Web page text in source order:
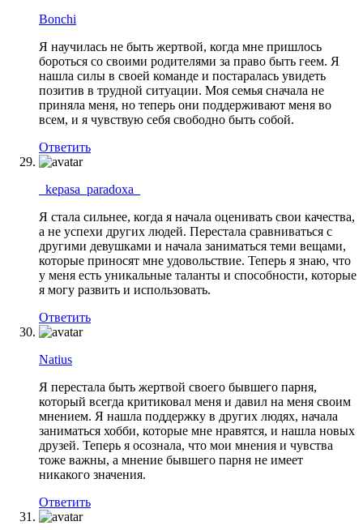
Bonchi
Я научилась не быть жертвой, когда мне пришлось
бороться со своими родителями за право быть геем. Я
нашла силы в своей команде и постаралась увидеть
позитив в трудной ситуации. Моя семья сначала не
приняла меня, но теперь они поддерживают меня во
всем, и я чувствую себя свободно быть собой.
Ответить
_kepasa_paradoxa_
Я стала сильнее, когда я начала оценивать свои качества,
а не успехи других людей. Перестала сравниваться с
другими девушками и начала заниматься теми вещами,
которые приносят мне удовольствие. Теперь я знаю, что
у меня есть уникальные таланты и способности, которые
я могу развить и использовать.
Ответить
Natius
Я перестала быть жертвой своего бывшего парня,
который всегда критиковал меня и давил на меня своим
мнением. Я нашла поддержку в других людях, начала
заниматься хобби, которые мне нравятся, и нашла новых
друзей. Теперь я осознала, что мои мнения и чувства
тоже важны, а мнение бывшего парня не имеет
никакого значения.
Ответить